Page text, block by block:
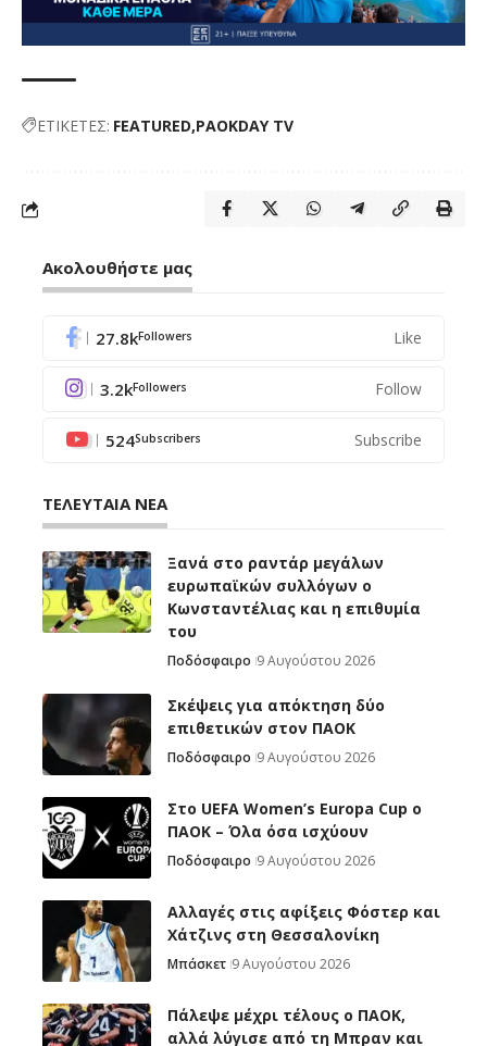
ΕΤΙΚΕΤΕΣ: FEATURED PAOKDAY TV
Ακολουθήστε μας
27.8kFollowers Like
3.2kFollowers Follow
524Subscribers Subscribe
ΤΕΛΕΥΤΑΙΑ ΝΕΑ
Ξανά στο ραντάρ μεγάλων
ευρωπαϊκών συλλόγων ο
Κωνσταντέλιας και η επιθυμία
του
Ποδόσφαιρο 9 Αυγούστου 2026
Σκέψεις για απόκτηση δύο
επιθετικών στον ΠΑΟΚ
Ποδόσφαιρο 9 Αυγούστου 2026
Στο UEFA Women’s Europa Cup ο
ΠΑΟΚ – Όλα όσα ισχύουν
Ποδόσφαιρο 9 Αυγούστου 2026
Αλλαγές στις αφίξεις Φόστερ και
Χάτζινς στη Θεσσαλονίκη
Μπάσκετ 9 Αυγούστου 2026
Πάλεψε μέχρι τέλους ο ΠΑΟΚ,
αλλά λύγισε από τη Μπραν και